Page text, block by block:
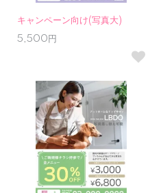
キャンペーン向け(写真大)
5,500円